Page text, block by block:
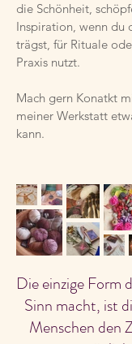
die Schönheit,
Inspiration, wenn du
trägst, für Rituale
Praxis nutzt.
Mach gern Konatkt
meiner Werkstatt
kann.
Die einzige Form
Sinn macht, ist
Menschen den